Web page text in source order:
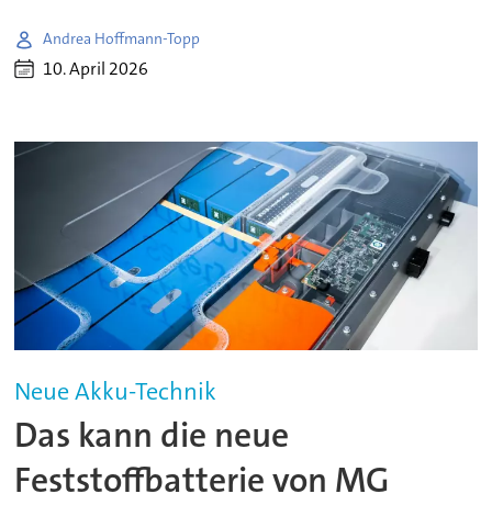
Andrea Hoffmann-Topp
10. April 2026
Neue Akku-Technik
Das kann die neue
Feststoffbatterie von MG